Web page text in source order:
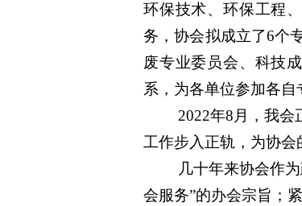
环保技术、环保工程
务，协会拟成立了6个
废专业委员会、科技
系，为各单位参加各自
2022年8月，我
工作步入正轨，为协会
几十年来协会作
会服务”的办会宗旨；